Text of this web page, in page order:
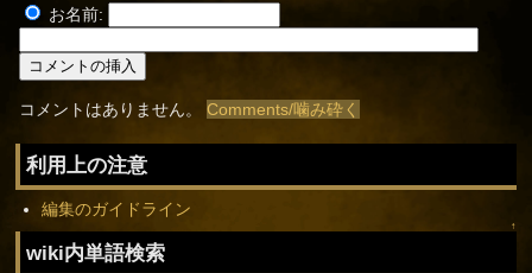
お名前:
コメントはありません。Comments/噛み砕く
利用上の注意
編集のガイドライン
↑
wiki内単語検索